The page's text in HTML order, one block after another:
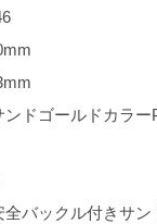
ドゴールドカラ
全バックル付きサ